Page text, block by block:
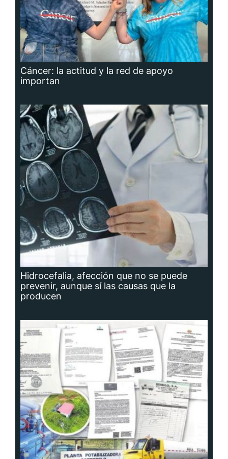
Cáncer: la actitud y la red de apoyo
importan
Hidrocefalia, afección que no se puede
prevenir, aunque sí las causas que la
producen